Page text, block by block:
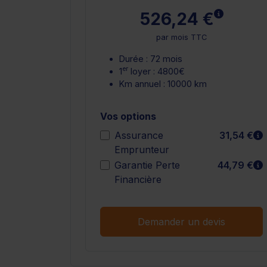
526,24 € En savoir
par mois TTC
Durée : 72 mois
1er loyer : 4800€
Km annuel : 10000 km
Vos options
Assurance
Emprunteur
31,54 €
Garantie Perte
Financière
44,79 €
Demander un devis